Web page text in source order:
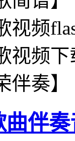
视频
视频
伴奏】
曲伴